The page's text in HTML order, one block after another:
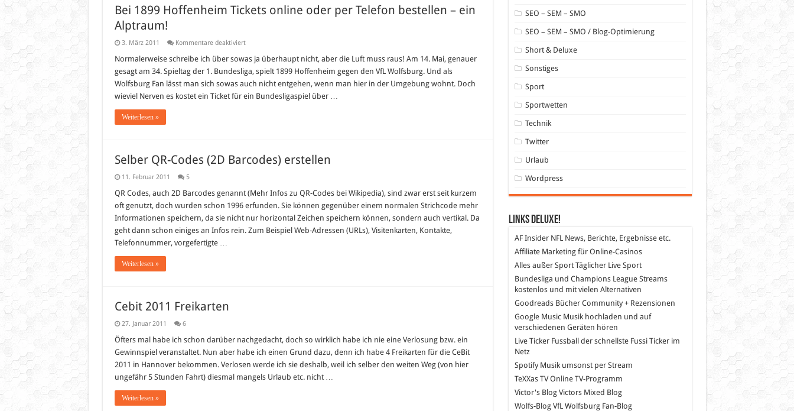
Bei 1899 Hoffenheim Tickets online oder per Telefon bestellen – ein
Alptraum!
3. März 2011 Kommentare deaktiviertfür
1899
Hoffenheim
Tickets
online
oder
per
Normalerweise schreibe ich über sowas ja überhaupt nicht, aber die Luft muss raus! Am 14. Mai, genauer
gesagt am 34. Spieltag der 1. Bundesliga, spielt 1899 Hoffenheim gegen den VfL Wolfsburg. Und als
Wolfsburg Fan lässt man sich sowas auch nicht entgehen, wenn man hier in der Umgebung wohnt. Doch
wieviel Nerven es kostet ein Ticket für ein Bundesligaspiel über …
Weiterlesen »
Selber QR-Codes (2D Barcodes) erstellen
11. Februar 2011 5
QR Codes, auch 2D Barcodes genannt (Mehr Infos zu QR-Codes bei Wikipedia), sind zwar erst seit kurzem
oft genutzt, doch wurden schon 1996 erfunden. Sie können gegenüber einem normalen Strichcode mehr
Informationen speichern, da sie nicht nur horizontal Zeichen speichern können, sondern auch vertikal. Da
geht dann schon einiges an Infos rein. Zum Beispiel Web-Adressen (URLs), Visitenkarten, Kontakte,
Telefonnummer, vorgefertigte …
Weiterlesen »
Cebit 2011 Freikarten
27. Januar 2011 6
Öfters mal habe ich schon darüber nachgedacht, doch so wirklich habe ich nie eine Verlosung bzw. ein
Gewinnspiel veranstaltet. Nun aber habe ich einen Grund dazu, denn ich habe 4 Freikarten für die CeBit
2011 in Hannover bekommen. Verlosen werde ich sie deshalb, weil ich selber den weiten Weg (von hier
ungefähr 5 Stunden Fahrt) diesmal mangels Urlaub etc. nicht …
Weiterlesen »
SEO – SEM – SMO
SEO – SEM – SMO / Blog-Optimierung
Short & Deluxe
Sonstiges
Sport
Sportwetten
Technik
Twitter
Urlaub
Wordpress
Links DeLuXe!
AF InsiderNFL News, Berichte, Ergebnisse etc.
Affiliate Marketingfür Online-Casinos
Alles außer SportTäglicher Live Sport
Bundesliga und Champions League Streams
kostenlos und mit vielen Alternativen
GoodreadsBücher Community + Rezensionen
Google MusicMusik hochladen und auf
verschiedenen Geräten hören
Live Ticker Fussball
der schnellste Fussi Ticker im
Netz
SpotifyMusik umsonst per Stream
TeXXas TVOnline TV-Programm
Victor's BlogVictors Mixed Blog
Wolfs-BlogVfL Wolfsburg Fan-Blog